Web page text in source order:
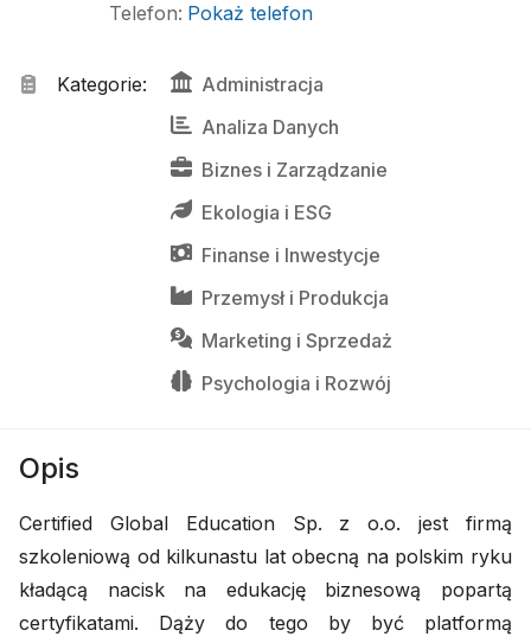
Telefon: Pokaż telefon
Kategorie:
Administracja
Analiza Danych
Biznes i Zarządzanie
Ekologia i ESG
Finanse i Inwestycje
Przemysł i Produkcja
Marketing i Sprzedaż
Psychologia i Rozwój
Opis
Certified Global Education Sp. z o.o. jest firmą
szkoleniową od kilkunastu lat obecną na polskim ryku
kładącą nacisk na edukację biznesową popartą
certyfikatami. Dąży do tego by być platformą